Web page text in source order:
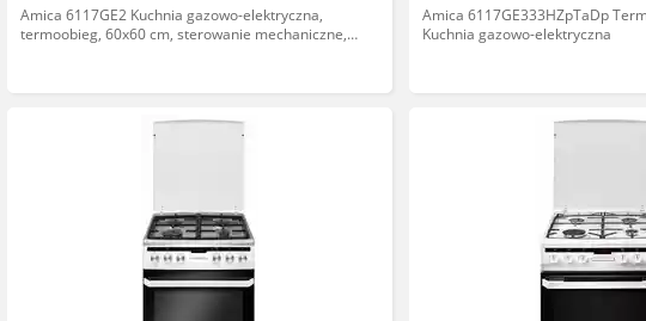
Amica 6117GE2 Kuchnia gazowo-elektryczna,
termoobieg, 60x60 cm, sterowanie mechaniczne,
Amica 6117GE333HZpTaDp
Kuchnia gazowo-elektryczna